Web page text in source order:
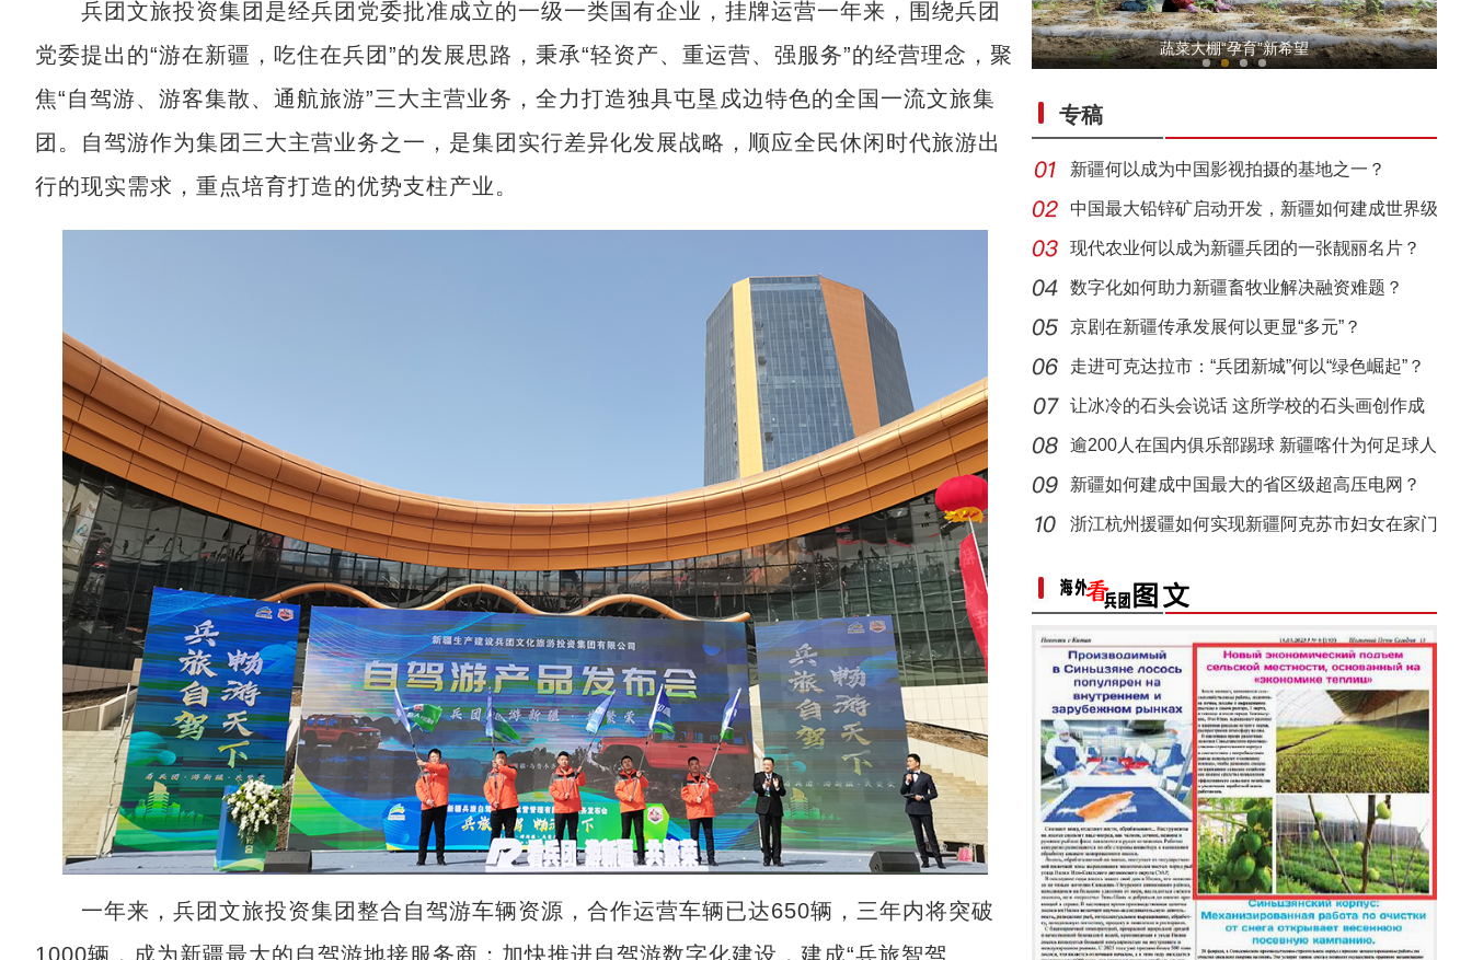
兵团文旅投资集团是经兵团党委批准成立的一级一类国有企业，挂牌运营一年来，围绕兵团
党委提出的“游在新疆，吃住在兵团”的发展思路，秉承“轻资产、重运营、强服务”的经营理念，聚
焦“自驾游、游客集散、通航旅游”三大主营业务，全力打造独具屯垦戍边特色的全国一流文旅集
团。自驾游作为集团三大主营业务之一，是集团实行差异化发展战略，顺应全民休闲时代旅游出
行的现实需求，重点培育打造的优势支柱产业。
一年来，兵团文旅投资集团整合自驾游车辆资源，合作运营车辆已达650辆，三年内将突破
1000辆，成为新疆最大的自驾游地接服务商；加快推进自驾游数字化建设，建成“兵旅智驾
新疆阿勒泰：消防支队联合开展实战演练
新疆生产建设兵团棉花全面开播 机械化作业场
蔬菜大棚“孕育”新希望
专稿
新疆何以成为中国影视拍摄的基地之一？
中国最大铅锌矿启动开发，新疆如何建成世界级
铅锌
现代农业何以成为新疆兵团的一张靓丽名片？
数字化如何助力新疆畜牧业解决融资难题？
京剧在新疆传承发展何以更显“多元”？
走进可克达拉市：“兵团新城”何以“绿色崛起”？
让冰冷的石头会说话 这所学校的石头画创作成
特色名
逾200人在国内俱乐部踢球 新疆喀什为何足球人
才济
新疆如何建成中国最大的省区级超高压电网？
浙江杭州援疆如何实现新疆阿克苏市妇女在家门